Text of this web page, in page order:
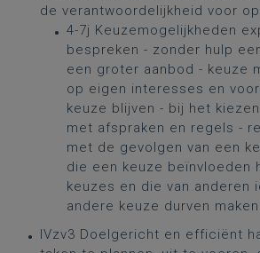
de verantwoordelijkheid voor
4-7j Keuzemogelijkheden
bespreken - zonder hulp
een groter aanbod - keuze
op eigen interesses en
keuze blijven - bij het
met afspraken en regels -
met de gevolgen van een
die een keuze beïnvloeden
keuzes en die van anderen
andere keuze durven
IVzv3 Doelgericht en efficiënt